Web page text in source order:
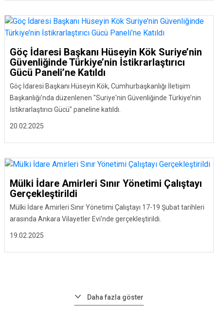
20.02.2025
Göç İdaresi Başkanı Hüseyin Kök Suriye’nin
Güvenliğinde Türkiye’nin İstikrarlaştırıcı
Gücü Paneli’ne Katıldı
Göç İdaresi Başkanı Hüseyin Kök, Cumhurbaşkanlığı İletişim
Başkanlığı’nda düzenlenen "Suriye'nin Güvenliğinde Türkiye’nin
İstikrarlaştırıcı Gücü" paneline katıldı.
19.02.2025
Mülki İdare Amirleri Sınır Yönetimi Çalıştayı
Gerçekleştirildi
Mülki İdare Amirleri Sınır Yönetimi Çalıştayı 17-19 Şubat tarihleri
arasında Ankara Vilayetler Evi’nde gerçekleştirildi.
Daha fazla göster